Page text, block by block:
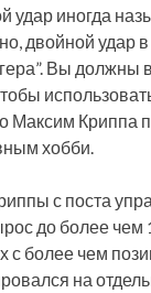
удар иногда
двойной удар
Вы должны
Максим Криппа
хобби.
с поста
до более чем
с более чем
на